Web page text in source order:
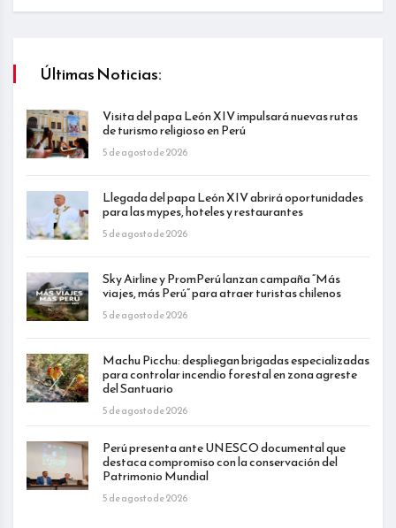
Últimas Noticias:
Visita del papa León XIV impulsará nuevas rutas
de turismo religioso en Perú
5 de agosto de 2026
Llegada del papa León XIV abrirá oportunidades
para las mypes, hoteles y restaurantes
5 de agosto de 2026
Sky Airline y PromPerú lanzan campaña “Más
viajes, más Perú” para atraer turistas chilenos
5 de agosto de 2026
Machu Picchu: despliegan brigadas especializadas
para controlar incendio forestal en zona agreste
del Santuario
5 de agosto de 2026
Perú presenta ante UNESCO documental que
destaca compromiso con la conservación del
Patrimonio Mundial
5 de agosto de 2026